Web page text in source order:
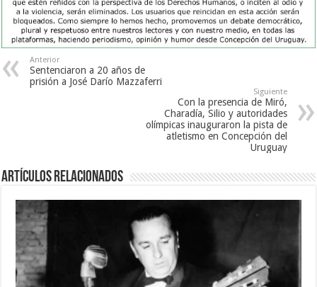
Anterior
Sentenciaron a 20 años de
prisión a José Darío Mazzaferri
Siguiente
Con la presencia de Miró,
Charadía, Silio y autoridades
olímpicas inauguraron la pista de
atletismo en Concepción del
Uruguay
Artículos Relacionados